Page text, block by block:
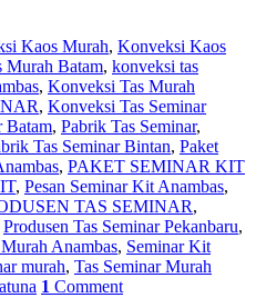
Kaos Murah, Konveksi Kaos
Murah Batam, konveksi tas
, Konveksi Tas Murah
, Konveksi Tas Seminar
Batam, Pabrik Tas Seminar,
Tas Seminar Bintan, Paket
, PAKET SEMINAR KIT
, Pesan Seminar Kit Anambas,
TAS SEMINAR,
Produsen Tas Seminar Pekanbaru,
Anambas, Seminar Kit
murah, Tas Seminar Murah
1 Comment